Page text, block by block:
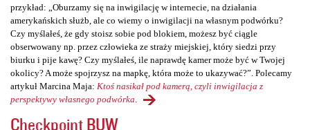
przykład: „Oburzamy się na inwigilację w internecie, na działania
amerykańskich służb, ale co wiemy o inwigilacji na własnym podwórku?
Czy myślałeś, że gdy stoisz sobie pod blokiem, możesz być ciągle
obserwowany np. przez człowieka ze straży miejskiej, który siedzi przy
biurku i pije kawę? Czy myślałeś, ile naprawdę kamer może być w Twojej
okolicy? A może spojrzysz na mapkę, która może to ukazywać?”. Polecamy
artykuł Marcina Maja: Ktoś nasikał pod kamerą, czyli inwigilacja z
perspektywy własnego podwórka
Checkpoint BUW